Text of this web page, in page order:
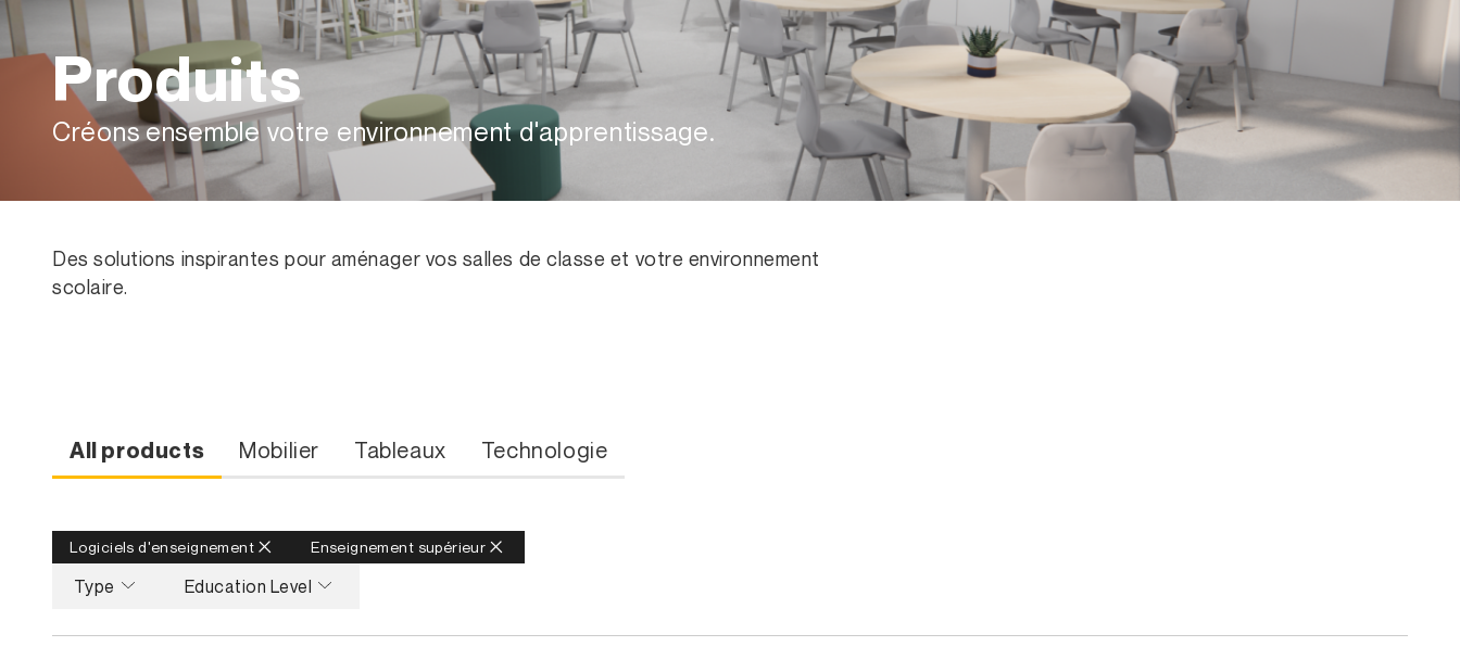
Produits
Créons ensemble votre environnement d'apprentissage.
Des solutions inspirantes pour aménager vos salles de classe et votre environnement
scolaire.
All products Mobilier Tableaux Technologie
Logiciels d'enseignement Enseignement supérieur
Type Education Level